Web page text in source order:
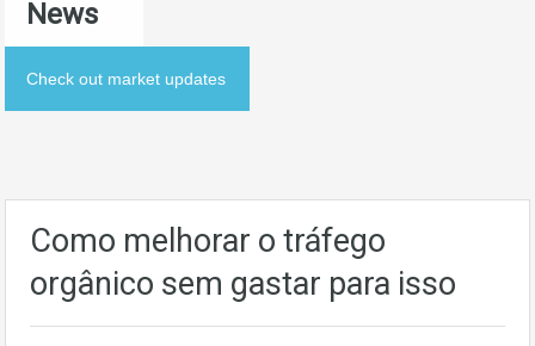
News
Check out market updates
Como melhorar o tráfego
orgânico sem gastar para isso